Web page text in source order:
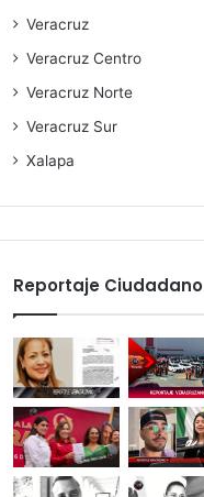
Veracruz
Veracruz Centro
Veracruz Norte
Veracruz Sur
Xalapa
Reportaje Ciudadano